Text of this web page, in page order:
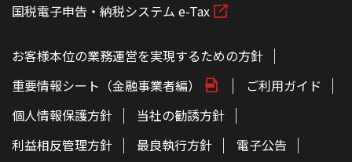
国税電子申告・納税システム e-Tax
お客様本位の業務運営を実現するための方針
重要情報シート（金融事業者編）
ご利用ガイド
個人情報保護方針
当社の勧誘方針
利益相反管理方針
最良執行方針
電子公告